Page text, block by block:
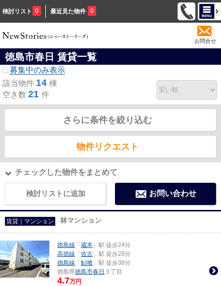
検討リスト 0 最近見た物件 0
お問合せ
徳島市春日 賃貸一覧
募集中のみ表示
該当物件 14 棟
空き数 21 件
さらに条件を絞り込む
物件リクエスト
チェックした物件をまとめて
検討リストに追加 お問い合わせ
賃貸｜マンション 林マンション
徳島線 「 蔵本 」駅 徒歩24分
高徳線 「 佐古 」駅 徒歩28分
徳島線 「 鮎喰 」駅 徒歩38分
徳島県徳島市春日 ３丁目
4.7万円